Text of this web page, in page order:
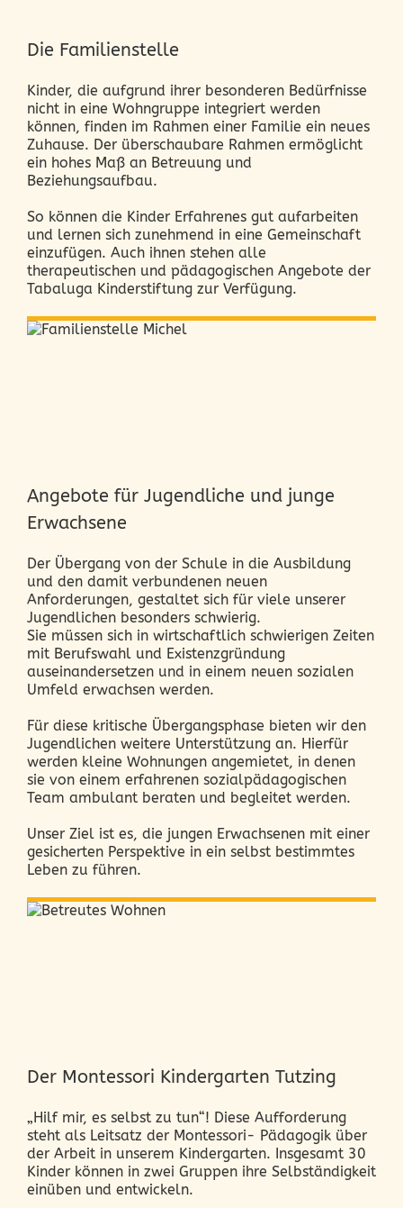
Die Familienstelle
Kinder, die aufgrund ihrer besonderen Bedürfnisse
nicht in eine Wohngruppe integriert werden
können, finden im Rahmen einer Familie ein neues
Zuhause. Der überschaubare Rahmen ermöglicht
ein hohes Maß an Betreuung und
Beziehungsaufbau.
So können die Kinder Erfahrenes gut aufarbeiten
und lernen sich zunehmend in eine Gemeinschaft
einzufügen. Auch ihnen stehen alle
therapeutischen und pädagogischen Angebote der
Tabaluga Kinderstiftung zur Verfügung.
Angebote für Jugendliche und junge
Erwachsene
Der Übergang von der Schule in die Ausbildung
und den damit verbundenen neuen
Anforderungen, gestaltet sich für viele unserer
Jugendlichen besonders schwierig.
Sie müssen sich in wirtschaftlich schwierigen Zeiten
mit Berufswahl und Existenzgründung
auseinandersetzen und in einem neuen sozialen
Umfeld erwachsen werden.
Für diese kritische Übergangsphase bieten wir den
Jugendlichen weitere Unterstützung an. Hierfür
werden kleine Wohnungen angemietet, in denen
sie von einem erfahrenen sozialpädagogischen
Team ambulant beraten und begleitet werden.
Unser Ziel ist es, die jungen Erwachsenen mit einer
gesicherten Perspektive in ein selbst bestimmtes
Leben zu führen.
Der Montessori Kindergarten Tutzing
„Hilf mir, es selbst zu tun“! Diese Aufforderung
steht als Leitsatz der Montessori- Pädagogik über
der Arbeit in unserem Kindergarten. Insgesamt 30
Kinder können in zwei Gruppen ihre Selbständigkeit
einüben und entwickeln.